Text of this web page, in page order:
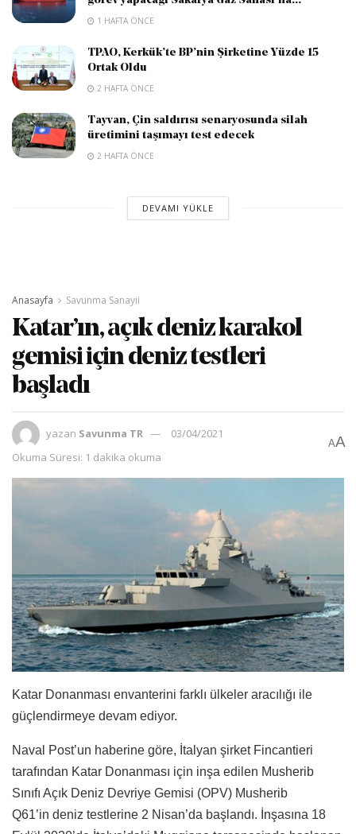
1 HAFTA ÖNCE
TPAO, Kerkük’te BP’nin Şirketine Yüzde 15
Ortak Oldu
2 HAFTA ÖNCE
Tayvan, Çin saldırısı senaryosunda silah
üretimini taşımayı test edecek
2 HAFTA ÖNCE
DEVAMI YÜKLE
Anasayfa Savunma Sanayii
Katar’ın, açık deniz karakol
gemisi için deniz testleri
başladı
yazan Savunma TR
03/04/2021
Okuma Süresi: 1 dakika okuma
AA
Katar Donanması envanterini farklı ülkeler aracılığı ile
güçlendirmeye devam ediyor.
Naval Post’un haberine göre, İtalyan şirket Fincantieri
tarafından Katar Donanması için inşa edilen Musherib
Sınıfı Açık Deniz Devriye Gemisi (OPV) Musherib
Q61’in deniz testlerine 2 Nisan’da başlandı. İnşasına 18